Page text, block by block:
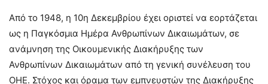
Από το 1948, η 10η Δεκεμβρίου έχει οριστεί να εορτάζεται
ως η Παγκόσμια Ημέρα Ανθρωπίνων Δικαιωμάτων, σε
ανάμνηση της Οικουμενικής Διακήρυξης των
Ανθρωπίνων Δικαιωμάτων από τη γενική συνέλευση του
ΟΗΕ. Στόχος και όραμα των εμπνευστών της Διακήρυξης